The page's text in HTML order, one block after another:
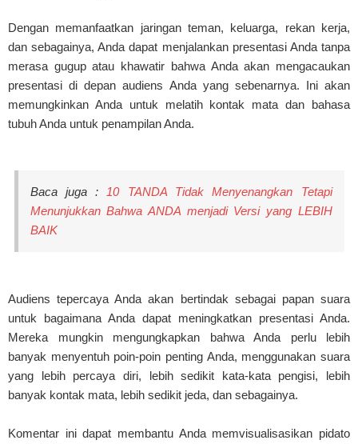
Dengan memanfaatkan jaringan teman, keluarga, rekan kerja,
dan sebagainya, Anda dapat menjalankan presentasi Anda tanpa
merasa gugup atau khawatir bahwa Anda akan mengacaukan
presentasi di depan audiens Anda yang sebenarnya. Ini akan
memungkinkan Anda untuk melatih kontak mata dan bahasa
tubuh Anda untuk penampilan Anda.
Baca juga : 10 TANDA Tidak Menyenangkan Tetapi
Menunjukkan Bahwa ANDA menjadi Versi yang LEBIH
BAIK
Audiens tepercaya Anda akan bertindak sebagai papan suara
untuk bagaimana Anda dapat meningkatkan presentasi Anda.
Mereka mungkin mengungkapkan bahwa Anda perlu lebih
banyak menyentuh poin-poin penting Anda, menggunakan suara
yang lebih percaya diri, lebih sedikit kata-kata pengisi, lebih
banyak kontak mata, lebih sedikit jeda, dan sebagainya.
Komentar ini dapat membantu Anda memvisualisasikan pidato